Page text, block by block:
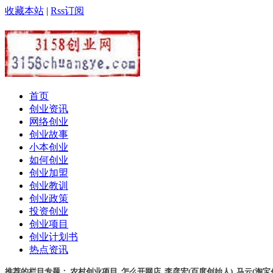
收藏本站 | Rss订阅
首页
创业资讯
网络创业
创业故事
小本创业
如何创业
创业加盟
创业教训
创业政策
投资创业
创业项目
创业计划书
热点资讯